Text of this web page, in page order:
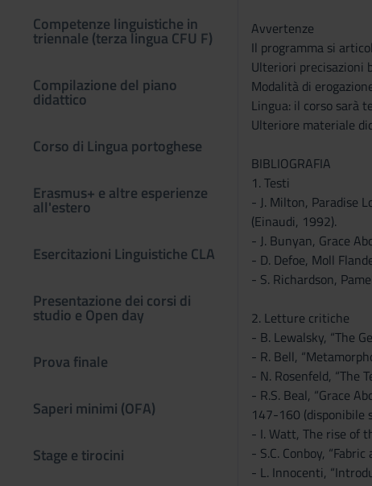
Competenze linguistiche in
triennale (terza lingua CFU F)
Compilazione del piano
didattico
Corso di Lingua portoghese
Erasmus+ e altre esperienze
all'estero
Esercitazioni Linguistiche CLA
Presentazione dei corsi di
studio e Open day
Prova finale
Saperi minimi (OFA)
Stage e tirocini
Avvertenze
Il programma si
Ulteriori precisazioni
Modalità di
Lingua: il corso sarà
Ulteriore materiale
BIBLIOGRAFIA
1. Testi
- J. Milton, Paradise
(Einaudi, 1992).
- J. Bunyan, Grace
- D. Defoe, Moll
- S. Richardson,
2. Letture critiche
- B. Lewalsky, “The
- R. Bell,
- N. Rosenfeld, “The
- R.S. Beal, “Grace
147-160 (disponibile
- I. Watt, The rise of
- S.C. Conboy,
- L. Innocenti,